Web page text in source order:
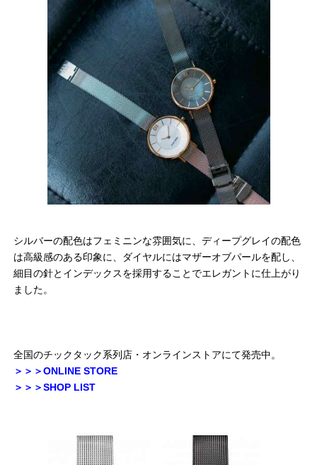
シルバーの配色はフェミニンな雰囲気に、ディープグレイの配色
は高級感のある印象に、ダイヤルにはマザーオブパールを配し、
細目の針とインデックスを採用することでエレガントに仕上がり
ました。
全国のチックタック系列店・オンラインストアにて発売中。
＞＞＞ONLINE STORE
＞＞＞SHOP LIST